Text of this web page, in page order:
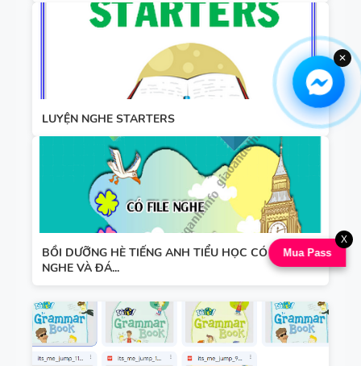
LUYỆN NGHE STARTERS
BỒI DƯỠNG HÈ TIẾNG ANH TIỂU HỌC CÓ FILE
NGHE VÀ ĐÁ...
Mua Pass
X
✕